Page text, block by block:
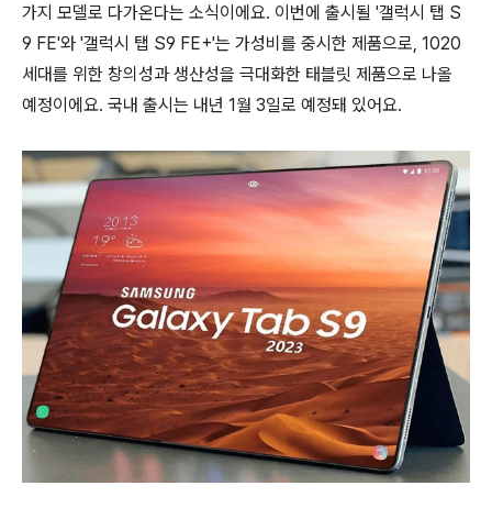
가지 모델로 다가온다는 소식이에요. 이번에 출시될 '갤럭시 탭 S
9 FE'와 '갤럭시 탭 S9 FE+'는 가성비를 중시한 제품으로, 1020
세대를 위한 창의성과 생산성을 극대화한 태블릿 제품으로 나올
예정이에요. 국내 출시는 내년 1월 3일로 예정돼 있어요.